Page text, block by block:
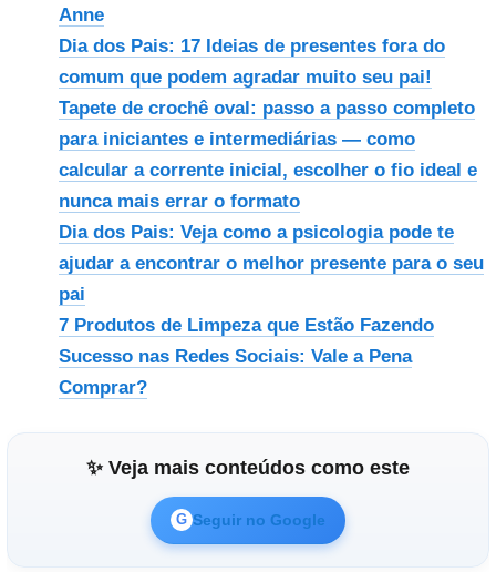
Anne
Dia dos Pais: 17 Ideias de presentes fora do
comum que podem agradar muito seu pai!
Tapete de crochê oval: passo a passo completo
para iniciantes e intermediárias — como
calcular a corrente inicial, escolher o fio ideal e
nunca mais errar o formato
Dia dos Pais: Veja como a psicologia pode te
ajudar a encontrar o melhor presente para o seu
pai
7 Produtos de Limpeza que Estão Fazendo
Sucesso nas Redes Sociais: Vale a Pena
Comprar?
✨ Veja mais conteúdos como este
G Seguir no Google